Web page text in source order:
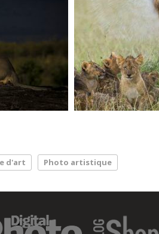
d'art Photo artistique